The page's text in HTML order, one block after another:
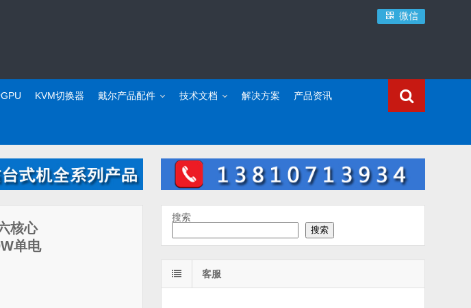
微信
KVM切换器 戴尔产品配件 技术文档 解决方案 产品资讯
核心
单电
搜索
搜索
客服